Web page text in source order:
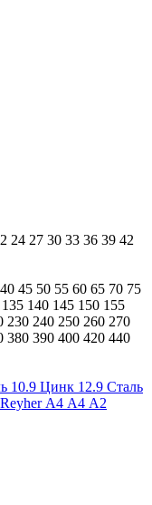
24 27 30 33 36 39 42
40 45 50 55 60 65 70 75
135 140 145 150 155
230 240 250 260 270
380 390 400 420 440
10.9 Цинк 12.9 Сталь
Reyher А4 А4 А2